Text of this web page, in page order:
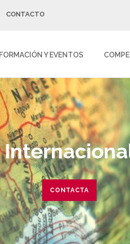
CONTACTO
FORMACIÓN Y EVENTOS
CONTACTA